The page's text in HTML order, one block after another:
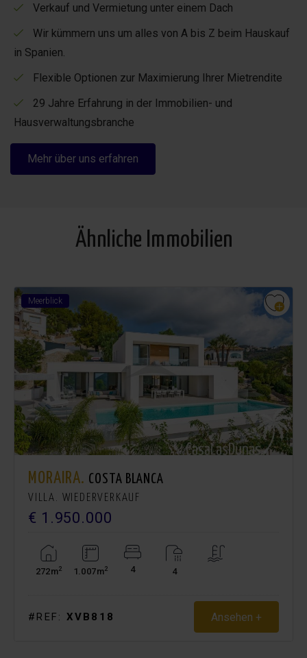
Verkauf und Vermietung unter einem Dach
Wir kümmern uns um alles von A bis Z beim Hauskauf
in Spanien.
Flexible Optionen zur Maximierung Ihrer Mietrendite
29 Jahre Erfahrung in der Immobilien- und
Hausverwaltungsbranche
Mehr über uns erfahren
Ähnliche Immobilien
Meerblick
MORAIRA. COSTA BLANCA
VILLA. WIEDERVERKAUF
€ 1.950.000
272m2 1.007m2 4 4
#REF: XVB818 Ansehen +